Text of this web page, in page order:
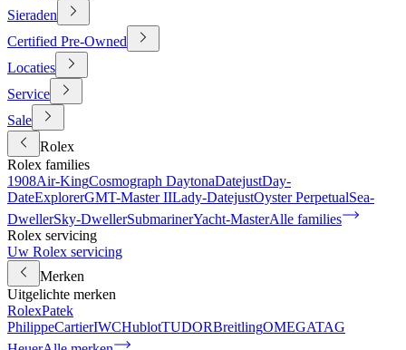
Sieraden
Certified Pre-Owned
Locaties
Service
Sale
Rolex
Rolex families
1908Air-KingCosmograph DaytonaDatejustDay-
DateExplorerGMT-Master IILady-DatejustOyster PerpetualSea-
DwellerSky-DwellerSubmarinerYacht-MasterAlle families
Rolex servicing
Uw Rolex servicing
Merken
Uitgelichte merken
RolexPatek
PhilippeCartierIWCHublotTUDORBreitlingOMEGATAG